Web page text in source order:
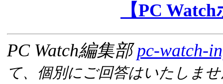
【PC
PC Watch編集部pc-watch-
て、個別にご回答はいたしま